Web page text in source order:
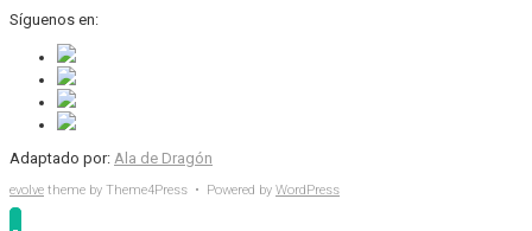
Síguenos en:
Adaptado por: Ala de Dragón
evolve theme by Theme4Press • Powered by WordPress